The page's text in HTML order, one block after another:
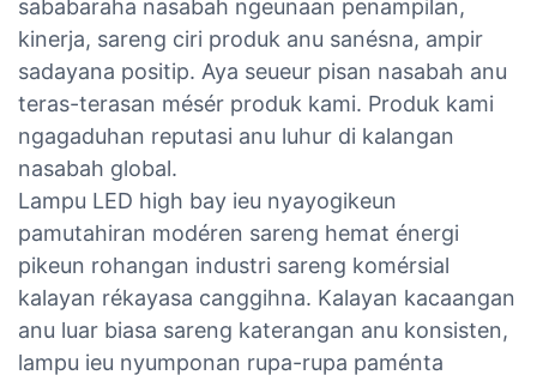
sababaraha nasabah ngeunaan penampilan,
kinerja, sareng ciri produk anu sanésna, ampir
sadayana positip. Aya seueur pisan nasabah anu
teras-terasan mésér produk kami. Produk kami
ngagaduhan reputasi anu luhur di kalangan
nasabah global.
Lampu LED high bay ieu nyayogikeun
pamutahiran modéren sareng hemat énergi
pikeun rohangan industri sareng komérsial
kalayan rékayasa canggihna. Kalayan kacaangan
anu luar biasa sareng katerangan anu konsisten,
lampu ieu nyumponan rupa-rupa paménta